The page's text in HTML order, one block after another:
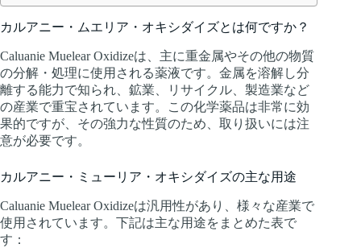
カルアニー・ムエリア・オキシダイズとは何ですか？
Caluanie Muelear Oxidizeは、主に重金属やその他の物質
の分解・処理に使用される薬液です。金属を溶解し分
離する能力で知られ、鉱業、リサイクル、製造業など
の産業で重宝されています。この化学薬品は非常に効
果的ですが、その強力な性質のため、取り扱いには注
意が必要です。
カルアニー・ミューリア・オキシダイズの主な用途
Caluanie Muelear Oxidizeは汎用性があり、様々な産業で
使用されています。下記は主な用途をまとめた表で
す：